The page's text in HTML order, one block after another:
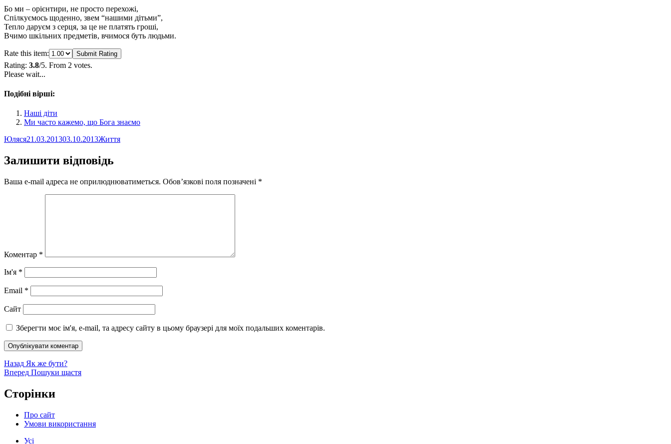
Бо ми – орієнтири, не просто перехожі,
Спілкуємось щоденно, звем “нашими дітьми”,
Тепло даруєм з серця, за це не платять гроші,
Вчимо шкільних предметів, вчимося буть людьми.
Rate this item: Submit Rating
Rating: 3.8/5. From 2 votes.
Please wait...
Подібні вірші:
Наші діти
Ми часто кажемо, що Бога знаємо
Автор
ЮлясяОприлюднено
21.03.201303.10.2013Категорії
Життя
Залишити відповідь
Ваша e-mail адреса не оприлюднюватиметься. Обов’язкові поля позначені *
Коментар *
Ім'я *
Email *
Сайт
Зберегти моє ім'я, e-mail, та адресу сайту в цьому браузері для моїх подальших коментарів.
Навігація
записів
Назад Попередній
запис:
Як же бути?
Вперед Наступний
Пошуки щастя
Сторінки
Про сайт
Умови використання
Усі